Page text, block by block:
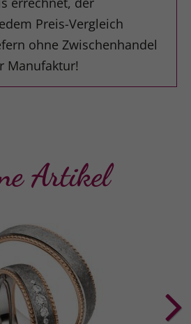
Preis-Vergleich
ohne Zwischenhandel
Manufaktur!
Artikel